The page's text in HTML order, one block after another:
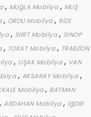
, MUğLA Mobilya, MUŞ
, ORDU Mobilya, RİZE
, SİİRT Mobilya, SİNOP
, TOKAT Mobilya, TRABZON
, UŞAK Mobilya, VAN
, AKSARAY Mobilya,
Mobilya, BATMAN
, ARDAHAN Mobilya, IğDIR